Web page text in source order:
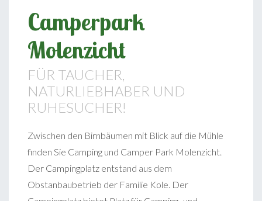
Camperpark
Molenzicht
FÜR TAUCHER,
NATURLIEBHABER UND
RUHESUCHER!
Zwischen den Birnbäumen mit Blick auf die Mühle
finden Sie Camping und Camper Park Molenzicht.
Der Campingplatz entstand aus dem
Obstanbaubetrieb der Familie Kole. Der